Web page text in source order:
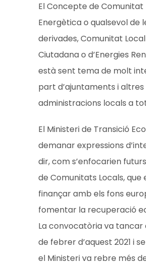
El Concepte de Comunitat
Energètica o qualsevol de
derivades, Comunitat Local
Ciutadana o d’Energies
està sent tema de molt
part d’ajuntaments i altres
administracions locals a
El Ministeri de Transició
demanar expressions
dir, com s’enfocarien
de Comunitats Locals, que
finançar amb els fons
fomentar la recuperació
La convocatòria va tancar
de febrer d’aquest 2021 i
el Ministeri va rebre més